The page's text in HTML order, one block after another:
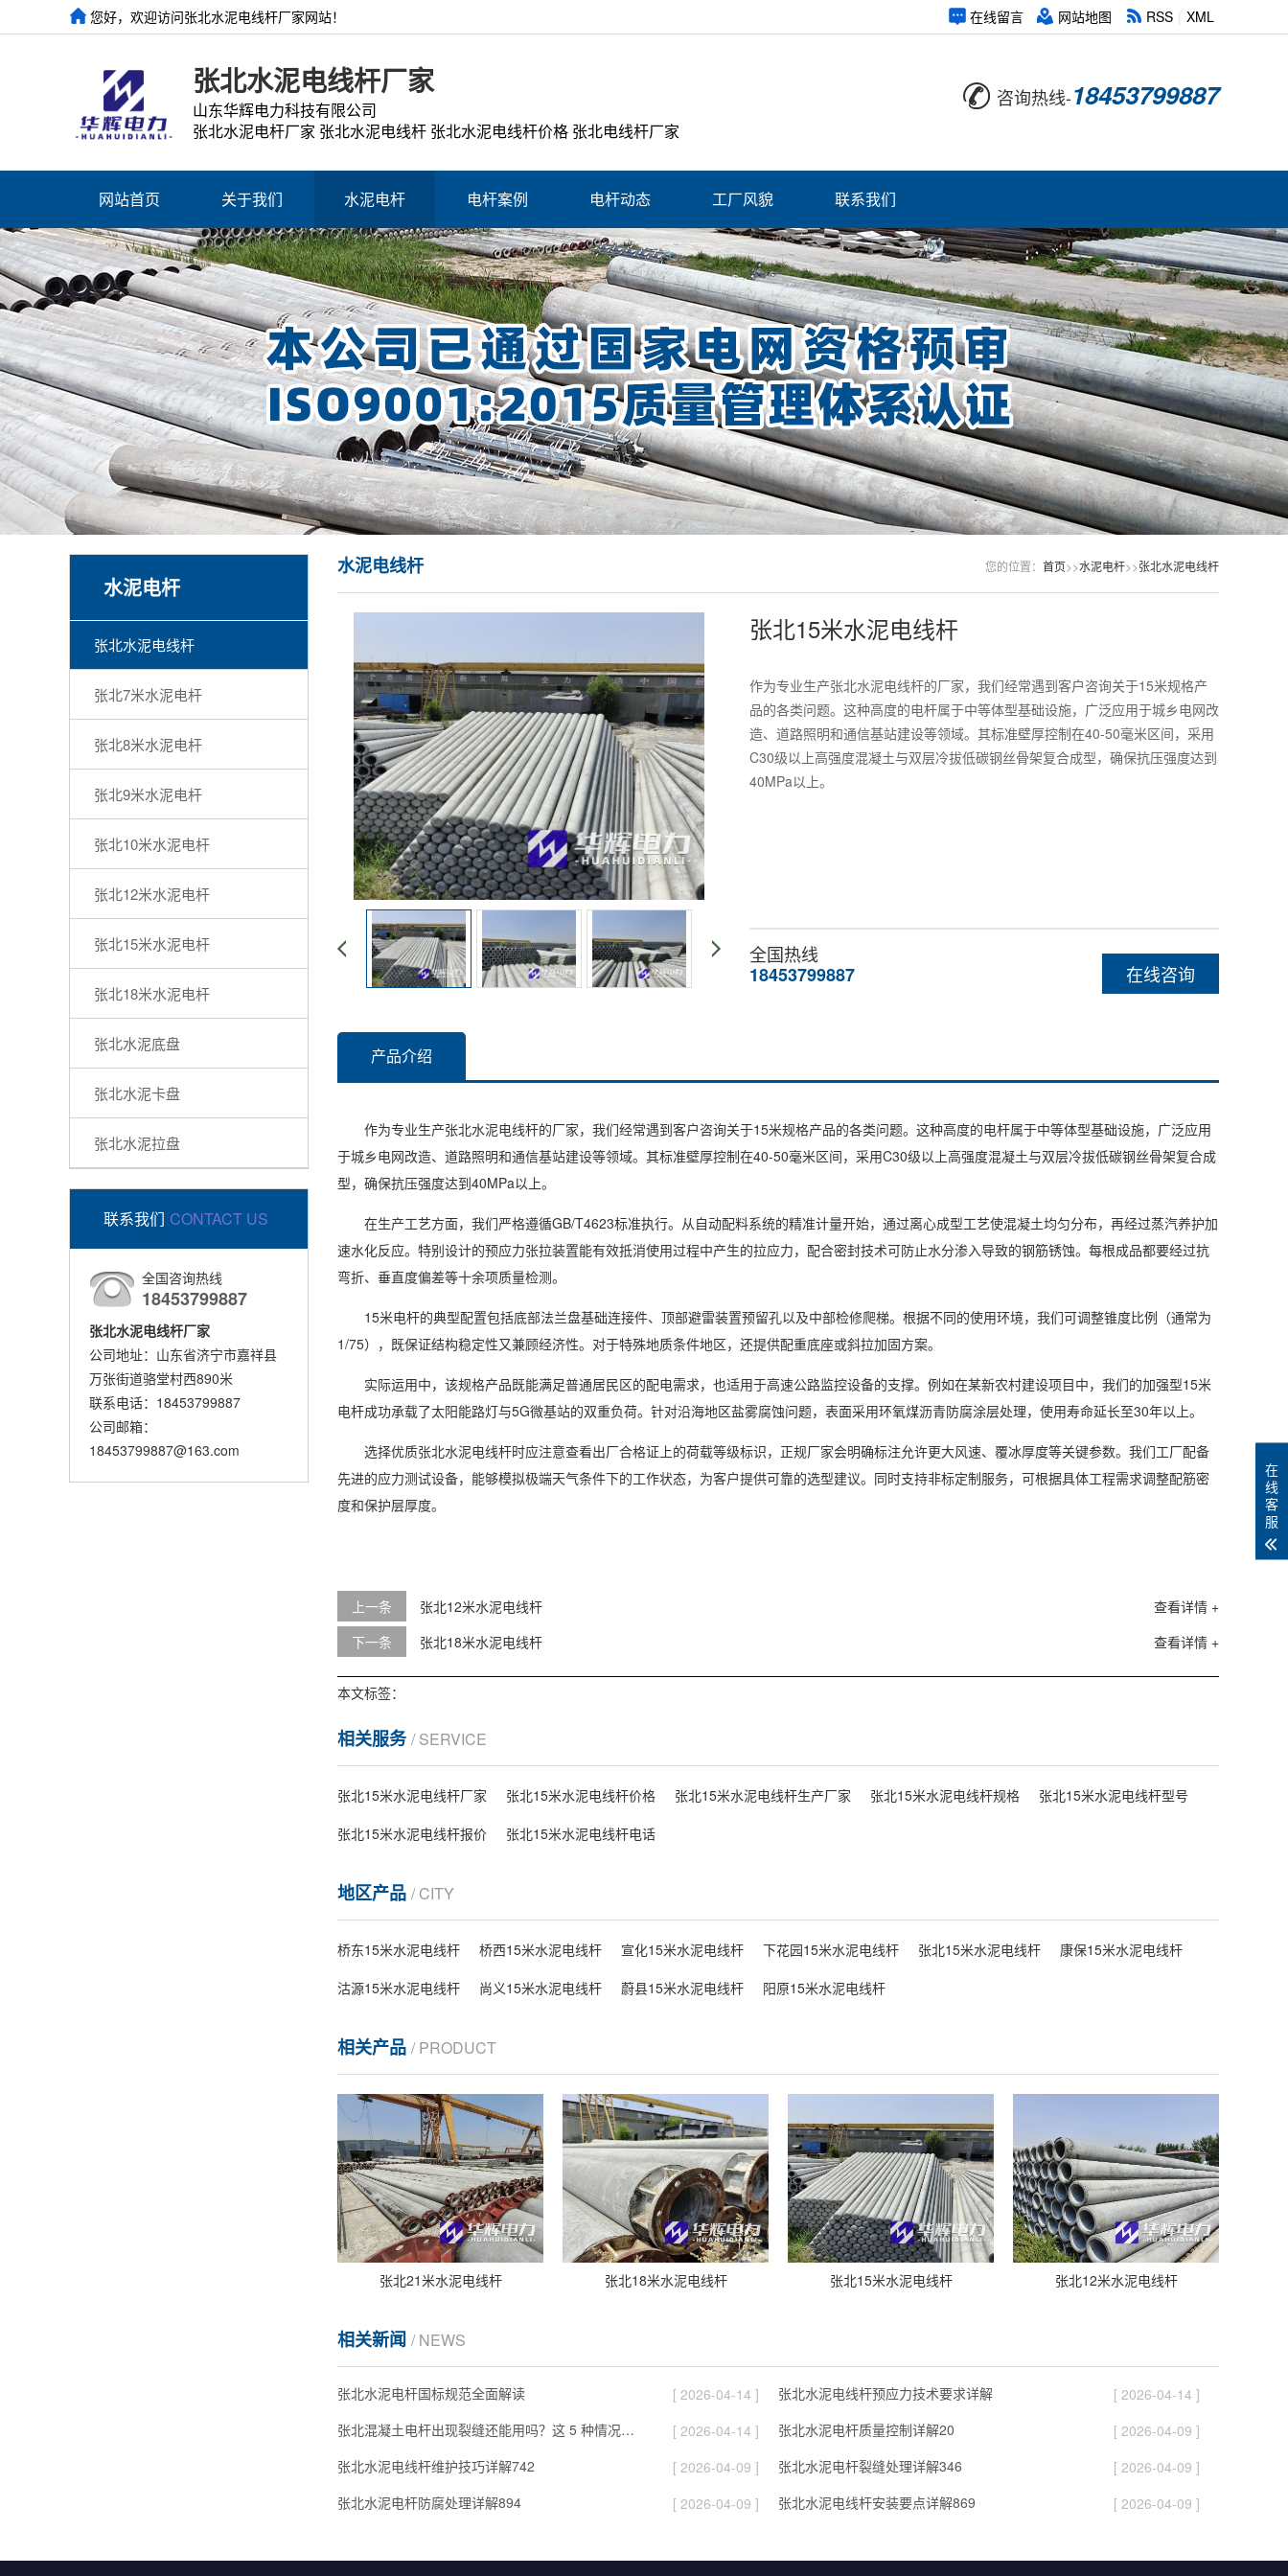
在线留言 网站地图 RSS XML
您好，欢迎访问张北水泥电线杆厂家网站！
张北水泥电线杆厂家
山东华辉电力科技有限公司
张北水泥电杆厂家 张北水泥电线杆 张北水泥电线杆价格 张北电线杆厂家
咨询热线-18453799887
网站首页 关于我们 水泥电杆 电杆案例 电杆动态 工厂风貌 联系我们
水泥电杆
张北水泥电线杆
张北7米水泥电杆
张北8米水泥电杆
张北9米水泥电杆
张北10米水泥电杆
张北12米水泥电杆
张北15米水泥电杆
张北18米水泥电杆
张北水泥底盘
张北水泥卡盘
张北水泥拉盘
联系我们 CONTACT US
全国咨询热线
18453799887
张北水泥电线杆厂家
公司地址：山东省济宁市嘉祥县
万张街道骆堂村西890米
联系电话：18453799887
公司邮箱：
18453799887@163.com
您的位置： 首页>>水泥电杆>>张北水泥电线杆
水泥电线杆
张北15米水泥电线杆
作为专业生产张北水泥电线杆的厂家，我们经常遇到客户咨询关于15米规格产
品的各类问题。这种高度的电杆属于中等体型基础设施，广泛应用于城乡电网改
造、道路照明和通信基站建设等领域。其标准壁厚控制在40-50毫米区间，采用
C30级以上高强度混凝土与双层冷拔低碳钢丝骨架复合成型，确保抗压强度达到
40MPa以上。
在线咨询
全国热线
18453799887
产品介绍
作为专业生产张北水泥电线杆的厂家，我们经常遇到客户咨询关于15米规格产品的各类问题。这种高度的电杆属于中等体型基础设施，广泛应用
于城乡电网改造、道路照明和通信基站建设等领域。其标准壁厚控制在40-50毫米区间，采用C30级以上高强度混凝土与双层冷拔低碳钢丝骨架复合成
型，确保抗压强度达到40MPa以上。
在生产工艺方面，我们严格遵循GB/T4623标准执行。从自动配料系统的精准计量开始，通过离心成型工艺使混凝土均匀分布，再经过蒸汽养护加
速水化反应。特别设计的预应力张拉装置能有效抵消使用过程中产生的拉应力，配合密封技术可防止水分渗入导致的钢筋锈蚀。每根成品都要经过抗
弯折、垂直度偏差等十余项质量检测。
15米电杆的典型配置包括底部法兰盘基础连接件、顶部避雷装置预留孔以及中部检修爬梯。根据不同的使用环境，我们可调整锥度比例（通常为
1/75），既保证结构稳定性又兼顾经济性。对于特殊地质条件地区，还提供配重底座或斜拉加固方案。
实际运用中，该规格产品既能满足普通居民区的配电需求，也适用于高速公路监控设备的支撑。例如在某新农村建设项目中，我们的加强型15米
电杆成功承载了太阳能路灯与5G微基站的双重负荷。针对沿海地区盐雾腐蚀问题，表面采用环氧煤沥青防腐涂层处理，使用寿命延长至30年以上。
选择优质张北水泥电线杆时应注意查看出厂合格证上的荷载等级标识，正规厂家会明确标注允许更大风速、覆冰厚度等关键参数。我们工厂配备
先进的应力测试设备，能够模拟极端天气条件下的工作状态，为客户提供可靠的选型建议。同时支持非标定制服务，可根据具体工程需求调整配筋密
度和保护层厚度。
上一条 查看详情 +
张北12米水泥电线杆
下一条
查看详情 +
张北18米水泥电线杆
本文标签：
相关服务/ SERVICE
张北15米水泥电线杆厂家 张北15米水泥电线杆价格 张北15米水泥电线杆生产厂家 张北15米水泥电线杆规格
张北15米水泥电线杆型号
张北15米水泥电线杆报价
张北15米水泥电线杆电话
地区产品 / CITY
桥东15米水泥电线杆 桥西15米水泥电线杆 宣化15米水泥电线杆 下花园15米水泥电线杆 张北15米水泥电线杆
康保15米水泥电线杆
沽源15米水泥电线杆
尚义15米水泥电线杆 蔚县15米水泥电线杆 阳原15米水泥电线杆
相关产品 / PRODUCT
张北21米水泥电线杆 张北18米水泥电线杆 张北15米水泥电线杆 张北12米水泥电线杆
相关新闻 / NEWS
张北水泥电杆国标规范全面解读 [ 2026-04-14 ] 张北水泥电线杆预应力技术要求详解
[ 2026-04-14 ]
张北混凝土电杆出现裂缝还能用吗？这 5 种情况要报废
[ 2026-04-14 ] 张北水泥电杆质量控制详解20
[ 2026-04-09 ]
张北水泥电线杆维护技巧详解742
[ 2026-04-09 ] 张北水泥电杆裂缝处理详解346
[ 2026-04-09 ]
张北水泥电杆防腐处理详解894
[ 2026-04-09 ] 张北水泥电线杆安装要点详解869 [ 2026-04-09 ]
在
线
客
服